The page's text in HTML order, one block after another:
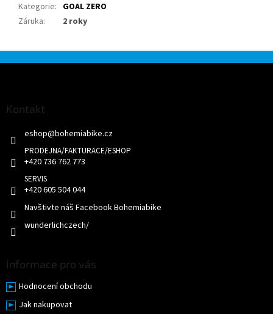
Kategorie: GOAL ZERO
Záruka: 2 roky
Kontakt
eshop@bohemiabike.cz
+420 736 762 773
+420 605 504 044
Navštivte náš Facebook Bohemiabike
wunderlichczech/
Informace pro vás
Hodnocení obchodu
Jak nakupovat